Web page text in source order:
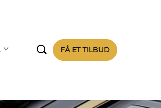
 FÅ ET TILBUD